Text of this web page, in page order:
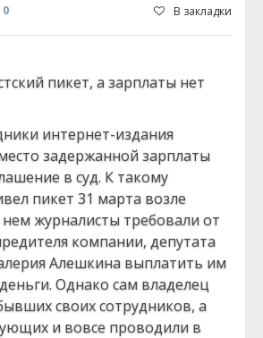
0 В закладки
интернет-издания
задержанной зарплаты
в суд. К такому
пикет 31 марта возле
журналисты требовали от
компании, депутата
Алешкина выплатить им
Однако сам владелец
своих сотрудников, а
и вовсе проводили в